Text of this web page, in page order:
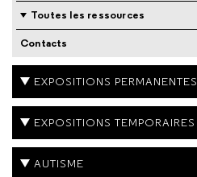
Toutes les ressources
Contacts
EXPOSITIONS PERMANENTES
EXPOSITIONS TEMPORAIRES
AUTISME